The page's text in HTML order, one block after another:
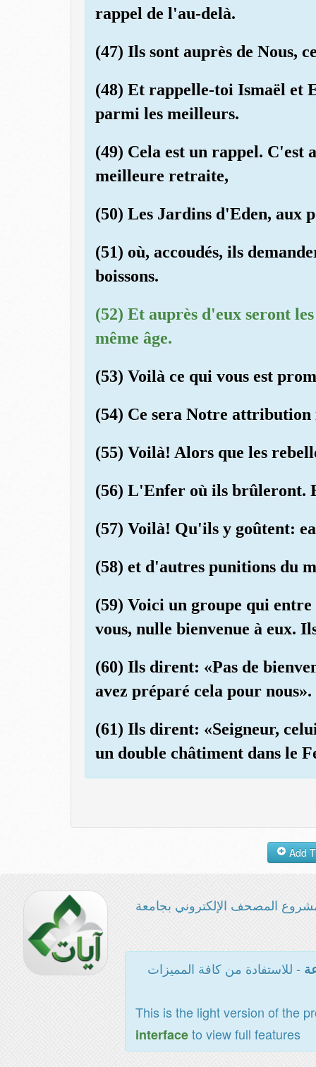
rappel de l'au-delà.
(47) Ils sont auprès de Nous,
(48) Et rappelle-toi Ismaël et
parmi les meilleurs.
(49) Cela est un rappel.
meilleure retraite,
(50) Les Jardins d'Eden, aux
(51) où, accoudés, ils
boissons.
(52) Et auprès d'eux seront
même âge.
(53) Voilà ce qui vous est
(54) Ce sera Notre attribution
(55) Voilà! Alors que les
(56) L'Enfer où ils brûleront.
(57) Voilà! Qu'ils y goûtent:
(58) et d'autres punitions du
(59) Voici un groupe qui
vous, nulle bienvenue à eux.
(60) Ils dirent: «Pas de
avez préparé cela pour
(61) Ils dirent: «Seigneur,
un double châtiment dans le
المصحف الإلكتروني بجامعة
- للاستفادة من كافة المميزات
This is the light version of the
interfaceto view full features